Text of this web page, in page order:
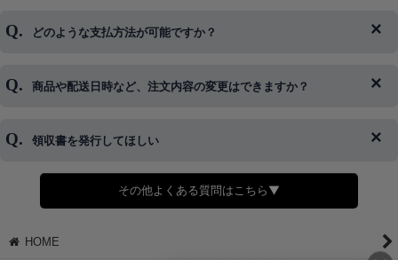
◆即日発送を行なっている関係上、午後以降のご連絡やキャンセル
※発送後、発送準備が完了しお手続きが間に合わない場合は変更、
どのような支払方法が可能ですか？
◆代金引換・クレジットカード・携帯キャリア決済・おねだり決
商品や配送日時など、注文内容の変更はできますか？
◆商品発送前の変更は承っております。
さい。
領収書を発行してほしい
◆領収書はご希望頂いた場合のみ発行しております。
【これからご注文する場合】
STEP2「お届け先・お支払い」ページにて備考欄に下記の記載をお
その他よくある質問はこちら▼
HOME